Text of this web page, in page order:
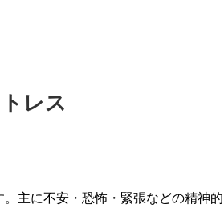
レス
主に不安・恐怖・緊張などの精神的